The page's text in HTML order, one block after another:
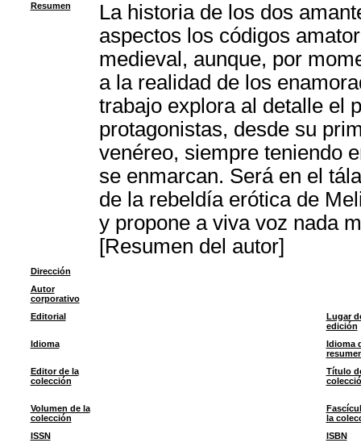
Resumen
La historia de los dos
aspectos los códigos
medieval, aunque, por
a la realidad de los
trabajo explora al detalle el
protagonistas, desde su
venéreo, siempre teniendo
se enmarcan. Será en el
de la rebeldía erótica de
y propone a viva voz nada
[Resumen del autor]
Dirección
Autor
corporativo
Editorial
Lugar
edición
Idioma
Idioma
Editor de la
colección
Título
Volumen de la
colección
la
ISSN
ISBN